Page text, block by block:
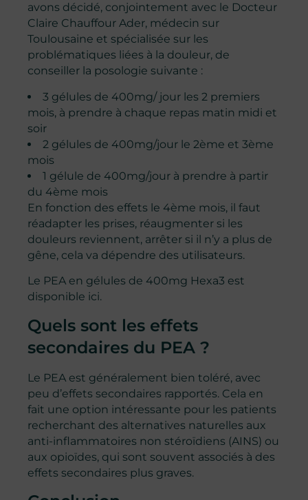
avons décidé, conjointement avec le Docteur
Claire Chauffour Ader, médecin sur
Toulousaine et spécialisée sur les
problématiques liées à la douleur, de
conseiller la posologie suivante :
3 gélules de 400mg/ jour les 2 premiers
mois, à prendre à chaque repas matin midi et
soir
2 gélules de 400mg/jour le 2ème et 3ème
mois
1 gélule de 400mg/jour à prendre à partir
du 4ème mois
En fonction des effets le 4ème mois, il faut
réadapter les prises, réaugmenter si les
douleurs reviennent, arrêter si il n’y a plus de
gêne, cela va dépendre des utilisateurs.
Le PEA en gélules de 400mg Hexa3 est
disponible ici.
Quels sont les effets
secondaires du PEA ?
Le PEA est généralement bien toléré, avec
peu d’effets secondaires rapportés. Cela en
fait une option intéressante pour les patients
recherchant des alternatives naturelles aux
anti-inflammatoires non stéroïdiens (AINS) ou
aux opioïdes, qui sont souvent associés à des
effets secondaires plus graves.